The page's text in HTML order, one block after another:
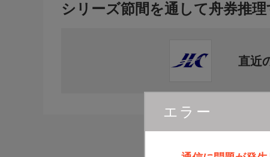
エラー
シリーズ節間を通して舟券推理
直近